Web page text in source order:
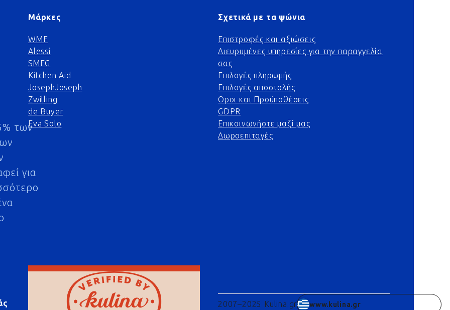
των
για
Μάρκες
WMF
Alessi
SMEG
Kitchen Aid
JosephJoseph
Zwilling
de Buyer
Eva Solo
Σχετικά με τα ψώνια
Επιστροφές και αξιώσεις
Διευρυμένες υπηρεσίες για την παραγγελία
σας
Επιλογές πληρωμής
Επιλογές αποστολής
Οροι και Προϋποθέσεις
GDPR
Επικοινωνήστε μαζί μας
Δωροεπιταγές
2007–2025 Kulina.gr www.kulina.gr